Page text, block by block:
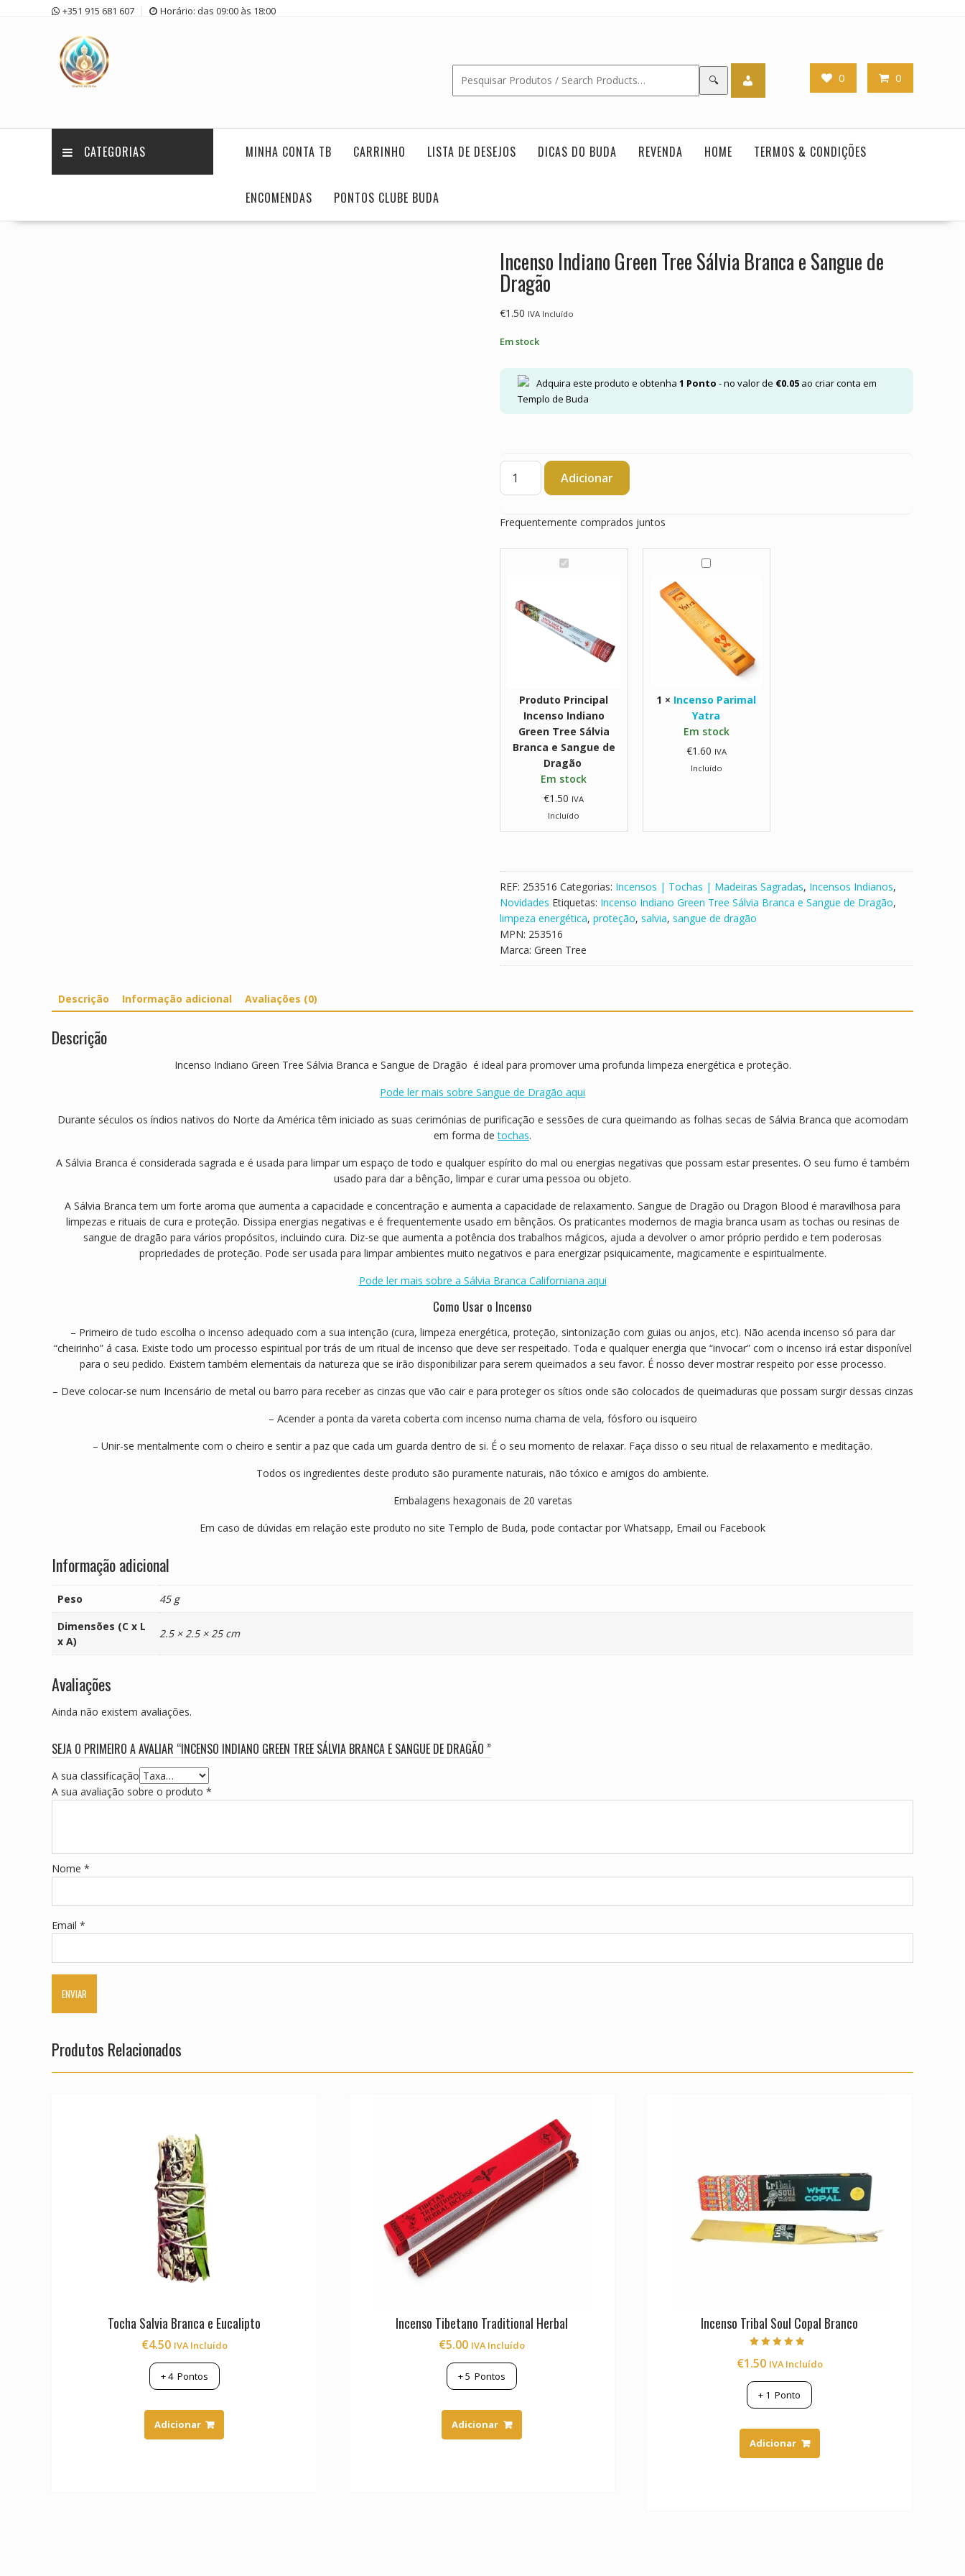
+351 915 681 607 Horário: das 09:00 às 18:00
0 0
🔍
CATEGORIAS MINHA CONTA TB CARRINHO LISTA DE DESEJOS DICAS DO BUDA REVENDA HOME TERMOS & CONDIÇÕES
ENCOMENDAS PONTOS CLUBE BUDA
Incenso Indiano Green Tree Sálvia Branca e Sangue de
Dragão
€1.50 IVA Incluído
Em stock
Adquira este produto e obtenha 1 Ponto - no valor de €0.05 ao criar conta em
Templo de Buda
Quantidade
Incenso
Indiano
Green
Tree
Sangue
Adicionar
Frequentemente comprados juntos
I
n
d
i
a
n
o
G
r
e
e
r
e
S
n
a
e
n
g
e
d
e
D
r
o
Produto Principal
Incenso Indiano
Green Tree Sálvia
Branca e Sangue de
Dragão
Em stock
€1.50 IVA
Incluído
I
e
n
s
r
i
m
a
l
r
1 × Incenso Parimal
Yatra
Em stock
€1.60 IVA
Incluído
REF: 253516 Categorias: Incensos | Tochas | Madeiras Sagradas, Incensos Indianos,
Novidades Etiquetas: Incenso Indiano Green Tree Sálvia Branca e Sangue de Dragão,
limpeza energética, proteção, salvia, sangue de dragão
MPN: 253516
Marca: Green Tree
Descrição Informação adicional Avaliações (0)
Descrição
Incenso Indiano Green Tree Sálvia Branca e Sangue de Dragão é ideal para promover uma profunda limpeza energética e proteção.
Pode ler mais sobre Sangue de Dragão aqui
Durante séculos os índios nativos do Norte da América têm iniciado as suas cerimónias de purificação e sessões de cura queimando as folhas secas de Sálvia Branca que acomodam
em forma detochas.
A Sálvia Branca é considerada sagrada e é usada para limpar um espaço de todo e qualquer espírito do mal ou energias negativas que possam estar presentes. O seu fumo é também
usado para dar a bênção, limpar e curar uma pessoa ou objeto.
A Sálvia Branca tem um forte aroma que aumenta a capacidade e concentração e aumenta a capacidade de relaxamento. Sangue de Dragão ou Dragon Blood é maravilhosa para
limpezas e rituais de cura e proteção. Dissipa energias negativas e é frequentemente usado em bênçãos. Os praticantes modernos de magia branca usam as tochas ou resinas de
sangue de dragão para vários propósitos, incluindo cura. Diz-se que aumenta a potência dos trabalhos mágicos, ajuda a devolver o amor próprio perdido e tem poderosas
propriedades de proteção. Pode ser usada para limpar ambientes muito negativos e para energizar psiquicamente, magicamente e espiritualmente.
Pode ler mais sobre a Sálvia Branca Californiana aqui
Como Usar o Incenso
– Primeiro de tudo escolha o incenso adequado com a sua intenção (cura, limpeza energética, proteção, sintonização com guias ou anjos, etc). Não acenda incenso só para dar
“cheirinho” á casa. Existe todo um processo espiritual por trás de um ritual de incenso que deve ser respeitado. Toda e qualquer energia que “invocar” com o incenso irá estar disponível
para o seu pedido. Existem também elementais da natureza que se irão disponibilizar para serem queimados a seu favor. É nosso dever mostrar respeito por esse processo.
– Deve colocar-se num Incensário de metal ou barro para receber as cinzas que vão cair e para proteger os sítios onde são colocados de queimaduras que possam surgir dessas cinzas
– Acender a ponta da vareta coberta com incenso numa chama de vela, fósforo ou isqueiro
– Unir-se mentalmente com o cheiro e sentir a paz que cada um guarda dentro de si. É o seu momento de relaxar. Faça disso o seu ritual de relaxamento e meditação.
Todos os ingredientes deste produto são puramente naturais, não tóxico e amigos do ambiente.
Embalagens hexagonais de 20 varetas
Em caso de dúvidas em relação este produto no site Templo de Buda, pode contactar por Whatsapp, Email ou Facebook
Informação adicional
Peso
45 g
Dimensões (C x L
x A)
2.5 × 2.5 × 25 cm
Avaliações
Ainda não existem avaliações.
SEJA O PRIMEIRO A AVALIAR “INCENSO INDIANO GREEN TREE SÁLVIA BRANCA E SANGUE DE DRAGÃO ”
A sua classificação
A sua avaliação sobre o produto *
Nome *
Email *
Produtos Relacionados
Tocha Salvia Branca e Eucalipto
€4.50 IVA Incluído
+4Pontos
Adicionar
Incenso Tibetano Traditional Herbal
€5.00 IVA Incluído
+5 Pontos
Adicionar
Incenso Tribal Soul Copal Branco
5.00
€1.50 IVA Incluído
+ 1 Ponto
Adicionar